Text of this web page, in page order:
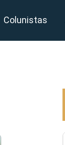
Colunistas